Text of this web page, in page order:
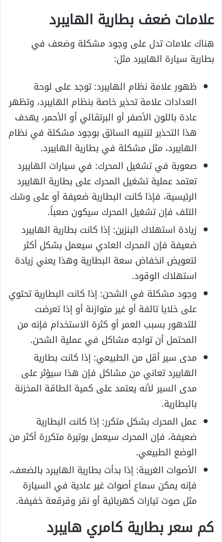
علامات ضعف بطارية الهايبرد
هناك علامات تدل على وجود مشكلة وضعف في
بطارية سيارة الهايبرد مثل:
ظهور علامة نظام الهايبرد: توجد على لوحة
العدادات علامة تحذير خاصة بنظام الهايبرد، وتظهر
عادة باللون الأصفر أو البرتقالي أو الأحمر، يهدف
هذا التحذير لتنبيه السائق بوجود مشكلة في نظام
الهايبرد، مثل مشكلة في بطارية الهايبرد.
صعوبة في تشغيل المحرك: في سيارات الهايبرد
تعتمد عملية تشغيل المحرك على بطارية الهايبرد
الرئيسية، فإذا كانت البطارية ضعيفة أو على وشك
التلف فإن تشغيل المحرك سيكون صعباً.
زيادة استهلاك البنزين: إذا كانت بطارية الهايبرد
ضعيفة فإن المحرك العادي سيعمل بشكل أكثر
لتعويض انخفاض سعة البطارية وهذا يعني زيادة
استهلاك الوقود.
وجود مشكلة في الشحن: إذا كانت البطارية تحتوي
على خلايا تالفة أو غير متوازنة أو إذا تعرضت
للتدهور بسبب العمر أو كثرة الاستخدام فإنه من
المحتمل أن تواجه مشاكل في عملية الشحن.
مدى سير أقل من الطبيعي: إذا كانت بطارية
الهايبرد تعاني من مشاكل فإن هذا سيؤثر على
مدى السير لأنه يعتمد على كمية الطاقة المخزنة
بالبطارية.
عمل المحرك بشكل متكرر: إذا كانت البطارية
ضعيفة، فإن المحرك سيعمل بوتيرة متكررة أكثر من
الوضع الطبيعي.
الأصوات الغريبة: إذا بدأت بطارية الهايبرد بالضعف،
فإنه يمكن سماع أصوات غير عادية في السيارة
مثل صوت تيارات كهربائية أو نقر وقرقعة خفيفة.
كم سعر بطارية كامري هايبرد